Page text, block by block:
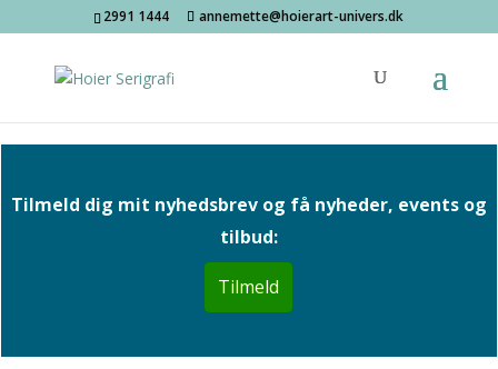
2991 1444 annemette@hoierart-univers.dk
Tilmeld dig mit nyhedsbrev og få nyheder, events og
tilbud:
Tilmeld